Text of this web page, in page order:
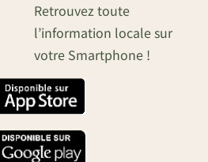
Retrouvez toute
l’information locale sur
votre Smartphone !